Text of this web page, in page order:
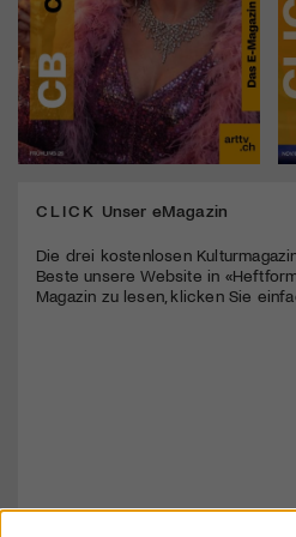
CLICK Unser eMagazin
Die drei kostenlosen
Beste unsere Website in
Magazin zu lesen, klicken Sie